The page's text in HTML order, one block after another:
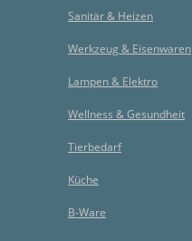
Sanitär & Heizen
Werkzeug & Eisenwaren
Lampen & Elektro
Wellness & Gesundheit
Tierbedarf
Küche
B-Ware